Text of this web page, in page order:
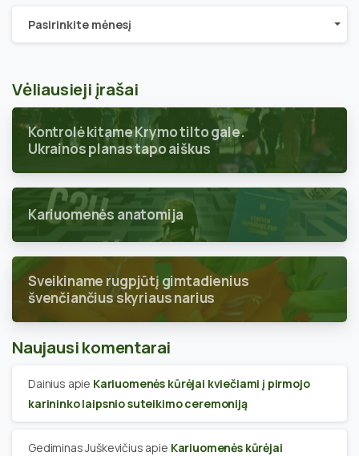
Archyvai
Pasirinkite mėnesį
Vėliausieji įrašai
Kontrolė kitame Krymo tilto gale.
Ukrainos planas tapo aiškus
Kariuomenės anatomija
Sveikiname rugpjūtį gimtadienius
švenčiančius skyriaus narius
Naujausi komentarai
Dainius apie Kariuomenės kūrėjai kviečiami į pirmojo
karininko laipsnio suteikimo ceremoniją
Gediminas Juškevičius apie Kariuomenės kūrėjai